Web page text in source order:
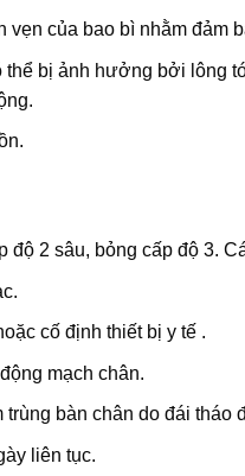
vẹn của bao bì nhằm
bị ảnh hưởng bởi lông
độ 2 sâu, bỏng cấp độ 3.
cố định thiết bị y tế .
mạch chân.
bàn chân do đái tháo
liên tục.